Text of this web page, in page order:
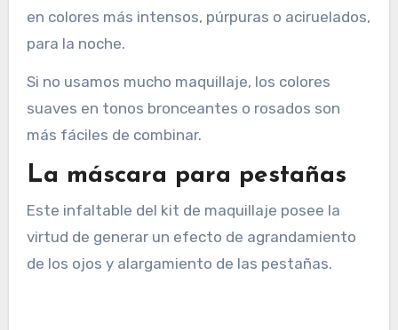
en colores más intensos, púrpuras o aciruelados,
para la noche.
Si no usamos mucho maquillaje, los colores
suaves en tonos bronceantes o rosados son
más fáciles de combinar.
La máscara para pestañas
Este infaltable del kit de maquillaje posee la
virtud de generar un efecto de agrandamiento
de los ojos y alargamiento de las pestañas.